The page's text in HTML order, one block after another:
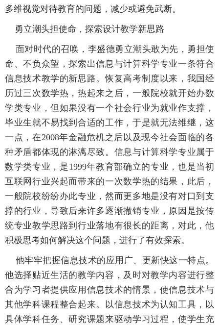
多维视觉对待教育的问题，减少或避免武断。
勇立潮头担使命，探索设计教学新思路
面对时代的召唤，李盛德勇立潮头敢为先，勇担使
命、不负众望，探索出信息与计算科学专业一条符合
信息技术教学的新思路。恢复高考制度以来，我国经
历过三次数学热，热起来之后，一般院校就开始办数
学类专业，但如果没有一个社会行业为就业作支撑，
毕业生就不易找到合适的工作，于是就无法维继，这
一点，在2008年金融危机之后以及现今社会面临的各
种矛盾都体现的淋漓尽致。信息与计算科学专业属于
数学类专业，是1999年教育部确立的专业，也是当初
互联网行业兴起而带来的一次数学热的结果，此后，
一般院校纷纷办此专业，然而更多地是没有对口到支
撑的行业，导致后来许多逐渐撤销专业，原因是按传
统专业教学思路到行业落地有很长的距离，对此，他
积极思考如何解决这个问题，进行了有效探索。
他牢牢把握信息技术的应用广、更新快这一特点。
他选择贴近生活的教学内容，及时对教学内容进行整
合为学习者提供应用信息技术的情景，使信息技术与
其他学科课程整合起来。以信息技术为认知工具，以
具体学科任务、研究课题来驱动学习过程，使学生充